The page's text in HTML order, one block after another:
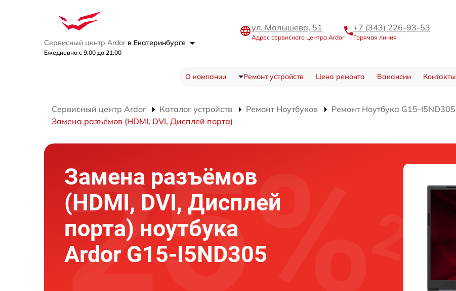
Сервисный центр Ardor в Екатеринбурге
Ежедневно с 9:00 до 21:00
ул. Малышева, 51
Адрес сервисного центра Ardor
+7 (343) 226-93-53
Горячая линия
О компании Ремонт устройств Цена ремонта Вакансии Контакты
Сервисный центр Ardor Каталог устройств Ремонт Ноутбуков
Ремонт Ноутбука G15-I5ND305
Замена разъёмов (HDMI, DVI, Дисплей порта)
Замена разъёмов
(HDMI, DVI, Дисплей
порта) ноутбука
Ardor G15-I5ND305